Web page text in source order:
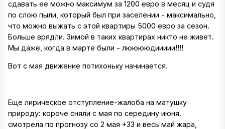
сдавать ее можно максимум за 1200 евро в месяц и судя
по слою пыли, который был при заселении - максимально,
что можно выжать с этой квартиры 5000 евро за сезон.
Больше врядли. Зимой в таких квартирах никто не живет.
Мы даже, когда в марте были - лююююдиииии!!!!
Вот с мая движение потихоньку начинается.
Еще лирическое отступление-жалоба на матушку
природу: короче сняли с мая по середину июня.
смотрела по прогнозу со 2 мая +33 и весь май жара,